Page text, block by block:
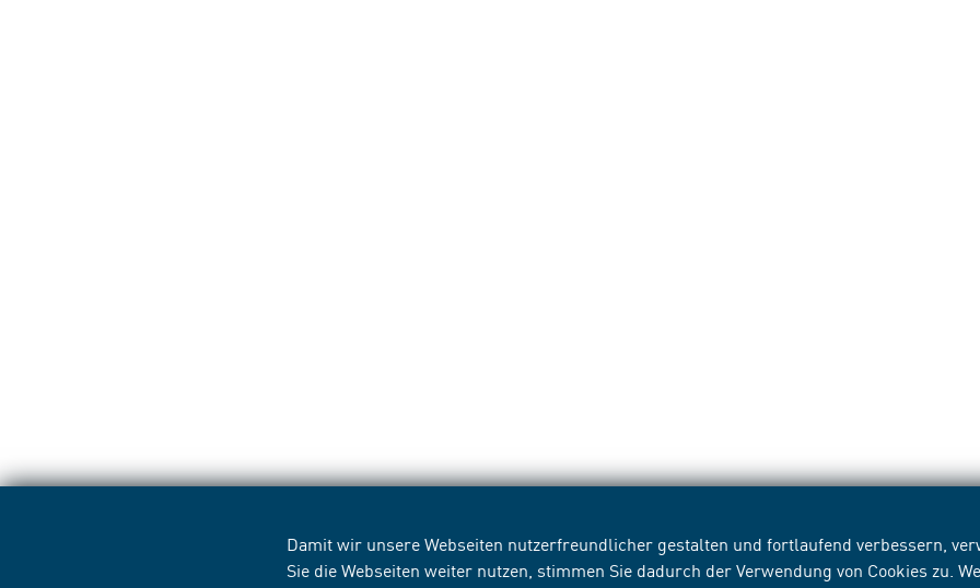
Damit wir unsere Webseiten nutzerfreundlicher gestalten und fortlaufend verbessern,
Sie die Webseiten weiter nutzen, stimmen Sie dadurch der Verwendung von Cookies zu.